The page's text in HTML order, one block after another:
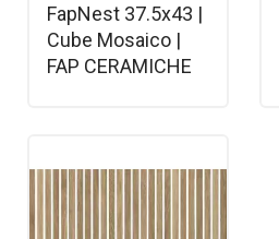
FapNest 37.5x43 |
Cube Mosaico |
FAP CERAMICHE